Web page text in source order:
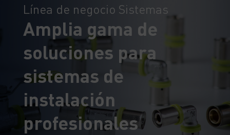
Línea de negocio Sistemas
Amplia gama de
soluciones para
sistemas de
instalación
profesionales